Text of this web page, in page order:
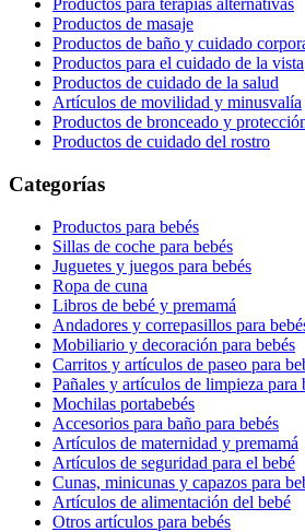
Productos para terapias alternativas
Productos de masaje
Productos de baño y cuidado
Productos para el cuidado de la vista
Productos de cuidado de la salud
Artículos de movilidad y minusvalía
Productos de bronceado y
Productos de cuidado del rostro
Categorías
Productos para bebés
Sillas de coche para bebés
Juguetes y juegos para bebés
Ropa de cuna
Libros de bebé y premamá
Andadores y correpasillos para
Mobiliario y decoración para bebés
Carritos y artículos de paseo para
Pañales y artículos de limpieza para
Mochilas portabebés
Accesorios para baño para bebés
Artículos de maternidad y premamá
Artículos de seguridad para el bebé
Cunas, minicunas y capazos para
Artículos de alimentación del bebé
Otros artículos para bebés